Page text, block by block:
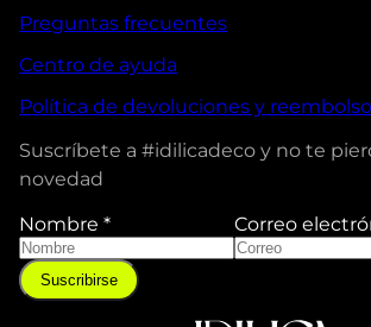
Preguntas frecuentes
Centro de ayuda
Política de devoluciones y
Suscríbete a #idilicadeco y no te
novedad
N
o
m
Nombre * Correo
Suscribirse